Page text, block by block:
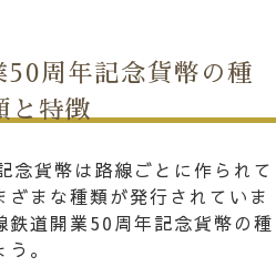
50周年記念貨幣の種
と特徴
念貨幣は路線ごとに作られて
まな種類が発行されていま
鉄道開業50周年記念貨幣の種
。